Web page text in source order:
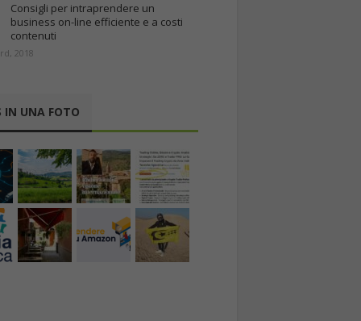
Consigli per intraprendere un
business on-line efficiente e a costi
contenuti
2018
IN UNA FOTO